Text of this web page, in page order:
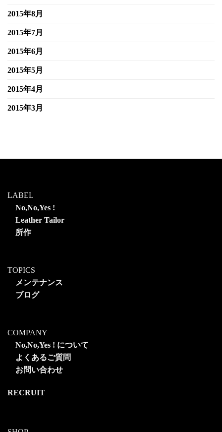
2015年8月
2015年7月
2015年6月
2015年5月
2015年4月
2015年3月
LABEL
No,No,Yes !
Leather Tailor
所作
TOPICS
メンテナンス
ブログ
COMPANY
No,No,Yes ! について
よくあるご質問
お問い合わせ
RECRUIT